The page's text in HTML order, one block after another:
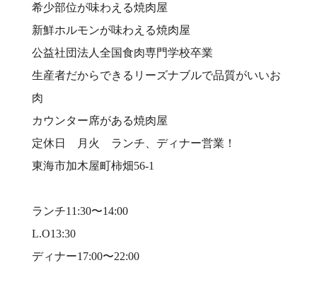
希少部位が味わえる焼肉屋⠀
新鮮ホルモンが味わえる焼肉屋⠀
公益社団法人全国食肉専門学校卒業⠀
生産者だからできるリーズナブルで品質がいいお
肉⠀
カウンター席がある焼肉屋⠀
定休日 月火 ランチ、ディナー営業！⠀
東海市加木屋町柿畑56-1⠀
ランチ11:30〜14:00⠀
L.O13:30⠀
ディナー17:00〜22:00⠀